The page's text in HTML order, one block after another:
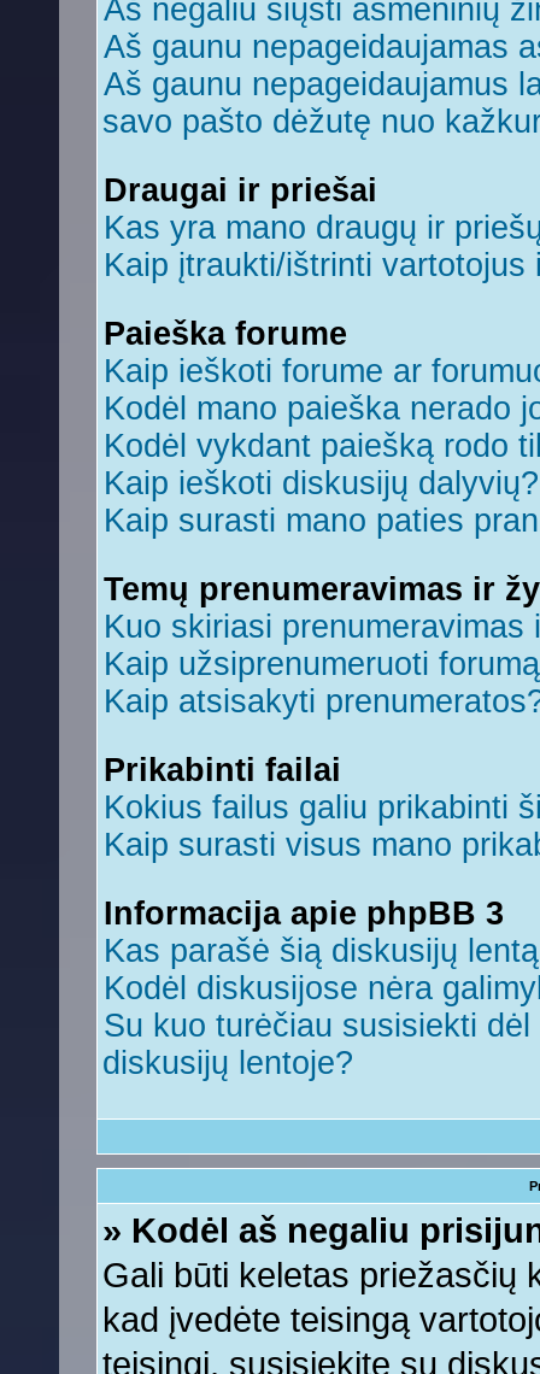
Aš negaliu siųsti asmeninių
Aš gaunu nepageidaujamas
Aš gaunu nepageidaujamus
savo pašto dėžutę nuo
Draugai ir priešai
Kas yra mano draugų ir
Kaip įtraukti/ištrinti
Paieška forume
Kaip ieškoti forume ar
Kodėl mano paieška nerado
Kodėl vykdant paiešką rodo
Kaip ieškoti diskusijų dalyvių?
Kaip surasti mano paties
Temų prenumeravimas ir
Kuo skiriasi prenumeravimas
Kaip užsiprenumeruoti
Kaip atsisakyti
Prikabinti failai
Kokius failus galiu prikabinti
Kaip surasti visus mano
Informacija apie phpBB 3
Kas parašė šią diskusijų
Kodėl diskusijose nėra
Su kuo turėčiau susisiekti
diskusijų lentoje?
» Kodėl aš negaliu
Gali būti keletas priežasčių
kad įvedėte teisingą
teisingi, susisiekite su